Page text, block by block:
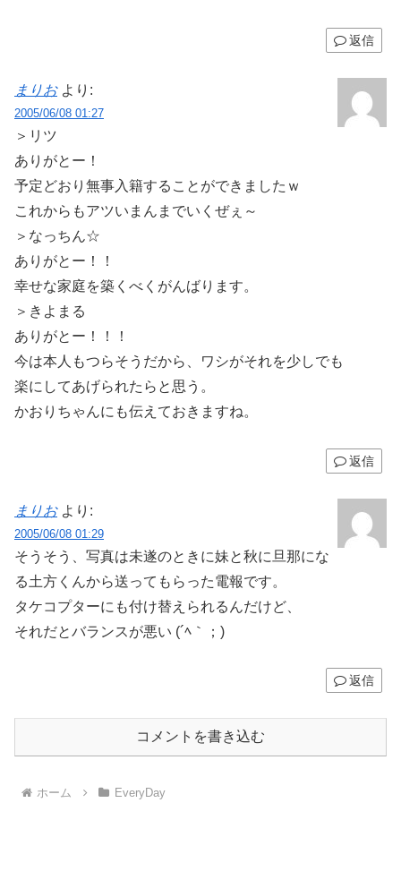
返信
まりお より:
2005/06/08 01:27
＞リツ
ありがとー！
予定どおり無事入籍することができましたｗ
これからもアツいまんまでいくぜぇ～
＞なっちん☆
ありがとー！！
幸せな家庭を築くべくがんばります。
＞きよまる
ありがとー！！！
今は本人もつらそうだから、ワシがそれを少しでも
楽にしてあげられたらと思う。
かおりちゃんにも伝えておきますね。
返信
まりお より:
2005/06/08 01:29
そうそう、写真は未遂のときに妹と秋に旦那にな
る土方くんから送ってもらった電報です。
タケコプターにも付け替えられるんだけど、
それだとバランスが悪い (´ﾍ｀；)
返信
コメントを書き込む
ホーム EveryDay